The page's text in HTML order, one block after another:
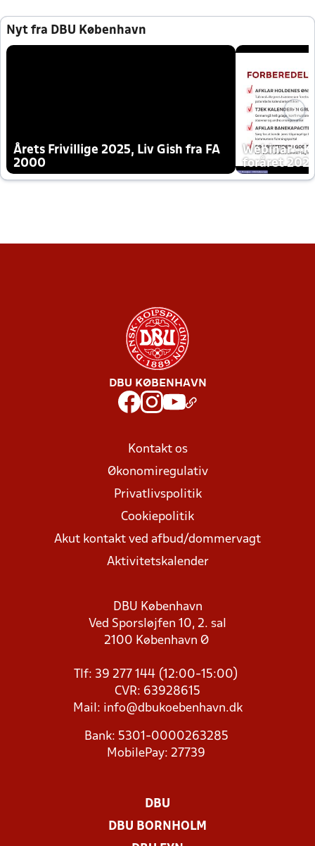
Nyt fra DBU København
Årets Frivillige 2025, Liv Gish fra FA
2000
Webinar -
foråret
DBU KØBENHAVN
Kontakt os
Økonomiregulativ
Privatlivspolitik
Cookiepolitik
Akut kontakt ved afbud/dommervagt
Aktivitetskalender
DBU København
Ved Sporsløjfen 10, 2. sal
2100 København Ø
Tlf: 39 277 144 (12:00-15:00)
CVR: 63928615
Mail: info@dbukoebenhavn.dk
Bank: 5301-0000263285
MobilePay: 27739
DBU
DBU BORNHOLM